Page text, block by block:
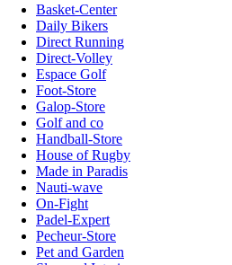
Basket-Center
Daily Bikers
Direct Running
Direct-Volley
Espace Golf
Foot-Store
Galop-Store
Golf and co
Handball-Store
House of Rugby
Made in Paradis
Nauti-wave
On-Fight
Padel-Expert
Pecheur-Store
Pet and Garden